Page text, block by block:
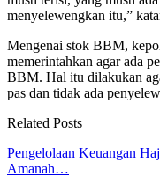
menyelewengkan itu,”
Mengenai stok BBM,
memerintahkan agar ada
BBM. Hal itu dilakukan
pas dan tidak ada
Related Posts
Pengelolaan Keuangan
Amanah…